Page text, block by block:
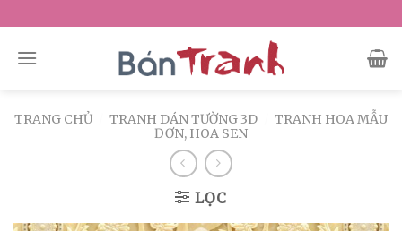
to
content
TRANG CHỦ TRANH DÁN TƯỜNG 3D
TRANH HOA MẪU
ĐƠN, HOA SEN
LỌC